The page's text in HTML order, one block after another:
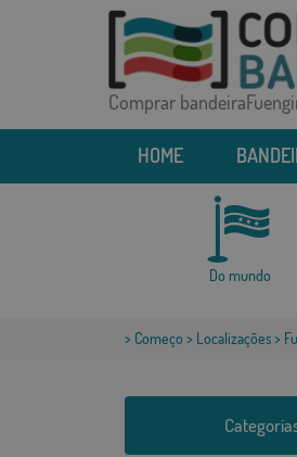
Comprar
HOME
Do mundo
> Começo > Localizações>